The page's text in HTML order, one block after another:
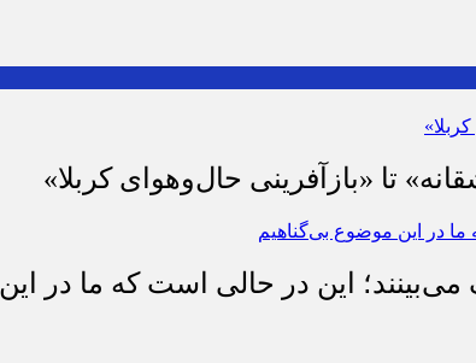
تا «بازآفرینی حال‌وهوای کربلا»
این در حالی است که ما در